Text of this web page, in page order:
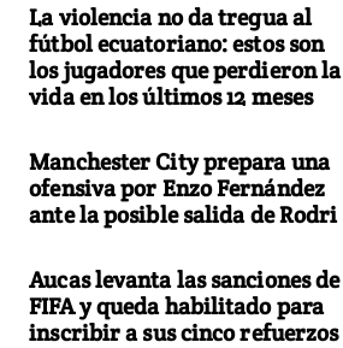
La violencia no da tregua al
fútbol ecuatoriano: estos son
los jugadores que perdieron la
vida en los últimos 12 meses
Manchester City prepara una
ofensiva por Enzo Fernández
ante la posible salida de Rodri
Aucas levanta las sanciones de
FIFA y queda habilitado para
inscribir a sus cinco refuerzos